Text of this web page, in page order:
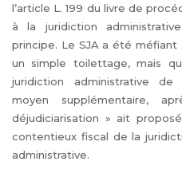
l’article L. 199 du livre de
à la juridiction
principe. Le SJA a été
un simple toilettage, mais
juridiction administrative de
moyen supplémentaire,
déjudiciarisation » ait
contentieux fiscal de la
administrative.